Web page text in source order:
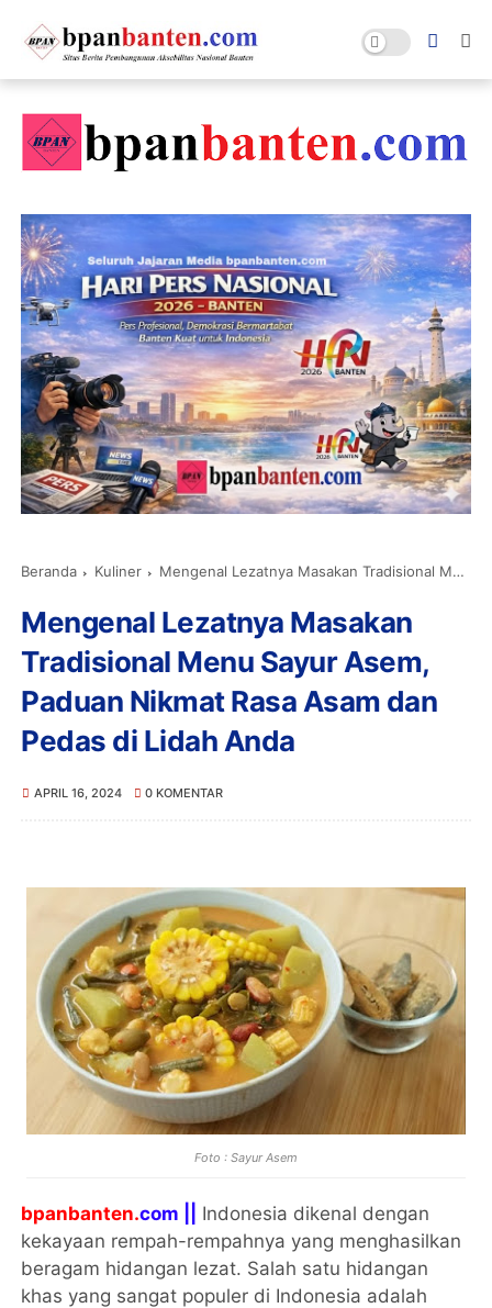
Beranda Kuliner Mengenal Lezatnya Masakan Tradisional Menu Sayur Asem, Paduan Nikmat Rasa Asam dan Pedas di Lidah Anda
Mengenal Lezatnya Masakan
Tradisional Menu Sayur Asem,
Paduan Nikmat Rasa Asam dan
Pedas di Lidah Anda
APRIL 16, 2024 0 KOMENTAR
Foto : Sayur Asem
bpanbanten.com ||
Indonesia dikenal dengan
kekayaan rempah-rempahnya yang menghasilkan
beragam hidangan lezat. Salah satu hidangan
khas yang sangat populer di Indonesia adalah